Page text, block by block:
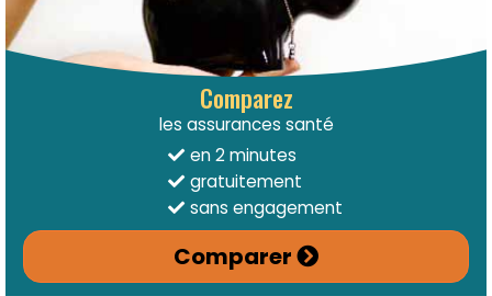
Comparez
les assurances santé
en 2 minutes
gratuitement
sans engagement
Comparer